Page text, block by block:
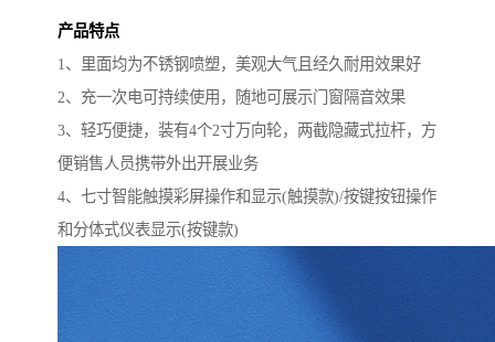
产品特点
1、里面均为不锈钢喷塑，美观大气且经久耐用效果好
2、充一次电可持续使用，随地可展示门窗隔音效果
3、轻巧便捷，装有4个2寸万向轮，两截隐藏式拉杆，方
便销售人员携带外出开展业务
4、七寸智能触摸彩屏操作和显示(触摸款)/按键按钮操作
和分体式仪表显示(按键款)